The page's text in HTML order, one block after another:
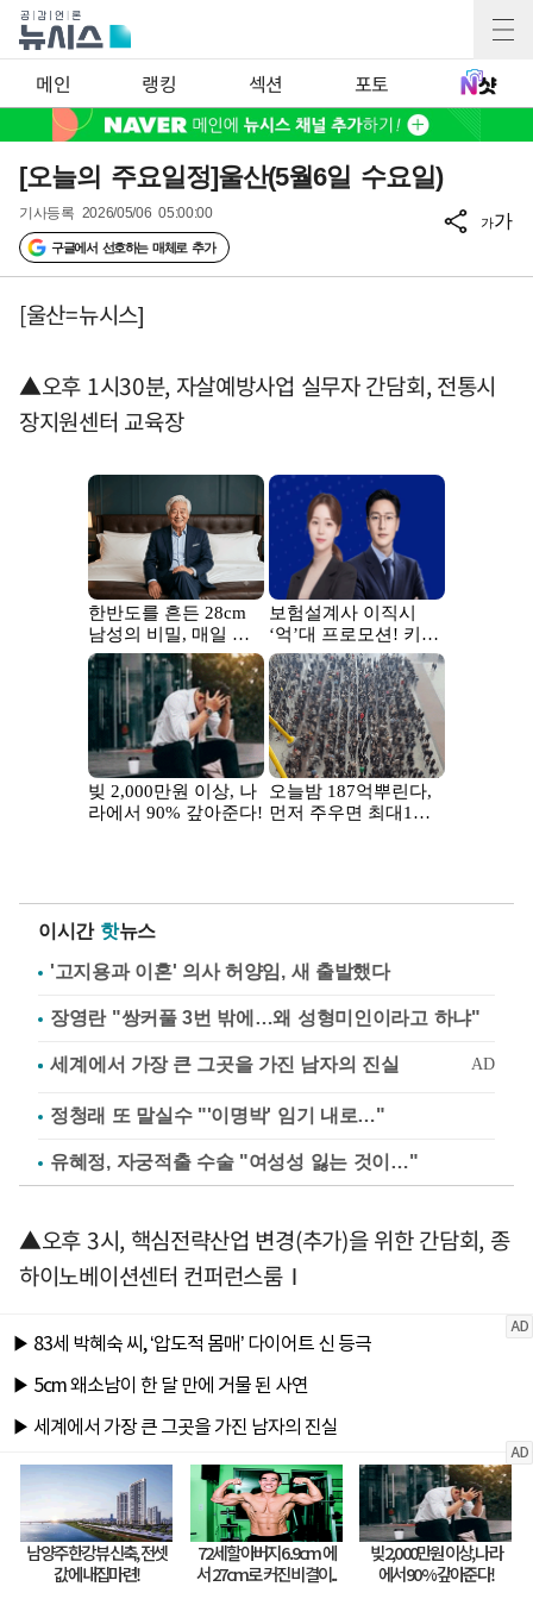
메인 랭킹 섹션 포토
[오늘의 주요일정]울산(5월6일 수요일)
기사등록 2026/05/06 05:00:00
구글에서 선호하는 매체로 추가
가가
[울산=뉴시스]
▲오후 1시30분, 자살예방사업 실무자 간담회, 전통시
장지원센터 교육장
이시간 핫뉴스
'고지용과 이혼' 의사 허양임, 새 출발했다
장영란 "쌍커풀 3번 밖에…왜 성형미인이라고 하냐"
정청래 또 말실수 "'이명박' 임기 내로…"
유혜정, 자궁적출 수술 "여성성 잃는 것이…"
▲오후 3시, 핵심전략산업 변경(추가)을 위한 간담회, 종
하이노베이션센터 컨퍼런스룸Ⅰ